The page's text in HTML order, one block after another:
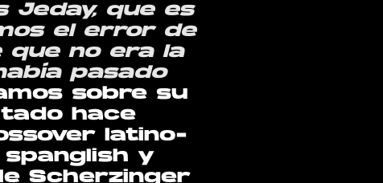
Jeday, que es
el error de
que no era la
pasado
sobre su
hace
latino-
y
Scherzinger